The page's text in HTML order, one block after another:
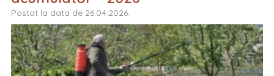
Postat la data de 26.04.2026.